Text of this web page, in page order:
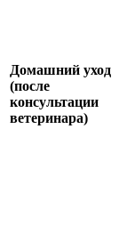
Домашний уход
(после
консультации
ветеринара)